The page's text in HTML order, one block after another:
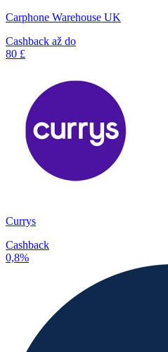
Carphone Warehouse UK
Cashback až do
80 £
Currys
Cashback
0,8%